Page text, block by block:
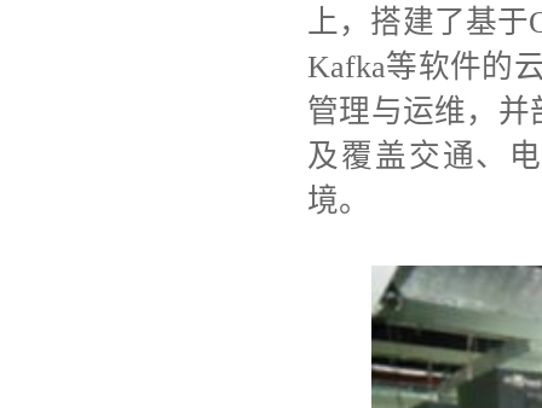
上，搭建了基于
Kafka等软件的
管理与运维，
及覆盖交通、
境。